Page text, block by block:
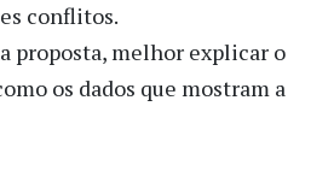
conflitos.
proposta, melhor explicar o
os dados que mostram a